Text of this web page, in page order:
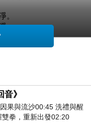
。
，
。
》
果與流沙00:45​ 洗禮與醒
拳，重新出發02:20